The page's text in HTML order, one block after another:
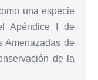
una especie
Apéndice I de
Amenazadas de
de la